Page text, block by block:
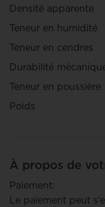
Densité apparente
Teneur en humidité
Teneur en cendres
Durabilité
Teneur en poussière
Poids
À propos de
Paiement:
Le paiement peut